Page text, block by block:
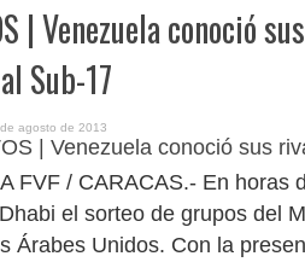
| Venezuela conoció
Sub-17
agosto de 2013
FVF / CARACAS.- En horas
el sorteo de grupos del
Árabes Unidos. Con la